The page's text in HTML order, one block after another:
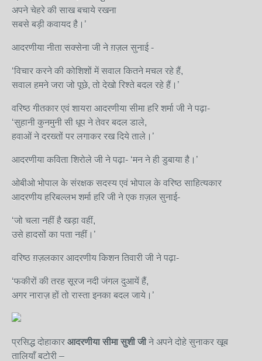
अपने चेहरे की साख बचाये रखना
सबसे बड़ी कवायद है।’
आदरणीया नीता सक्सेना जी ने ग़ज़ल सुनाई -
‘विचार करने की कोशिशों में सवाल कितने मचल रहे हैं,
सवाल हमने जरा जो पूछे, तो देखो रिश्ते बदल रहे हैं।’
वरिष्ठ गीतकार एवं शायरा आदरणीया सीमा हरि शर्मा जी ने पढ़ा-
‘सुहानी कुनमुनी सी धूप ने तेवर बदल डाले,
हवाओं ने दरख्तों पर लगाकर रख दिये ताले।’
आदरणीया कविता शिरोले जी ने पढ़ा- ‘मन ने ही डुबाया है।’
ओबीओ भोपाल के संरक्षक सदस्य एवं भोपाल के वरिष्ठ साहित्यकार
आदरणीय हरिबल्लभ शर्मा हरि जी ने एक ग़ज़ल सुनाई-
‘जो चला नहीं है खड़ा वहीं,
उसे हादसों का पता नहीं।’
वरिष्ठ ग़ज़लकार आदरणीय किशन तिवारी जी ने पढ़ा-
‘फकीरों की तरह सूरज नदी जंगल दुआयें हैं,
अगर नाराज़ हों तो रास्ता इनका बदल जाये।’
प्रसिद्ध दोहाकार आदरणीया सीमा सुशी जीने अपने दोहे सुनाकर खूब
तालियाँ बटोरी –